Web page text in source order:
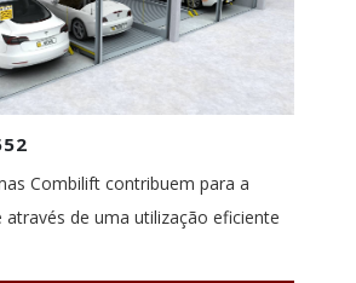
Combilift contribuem para a
através de uma utilização eficiente